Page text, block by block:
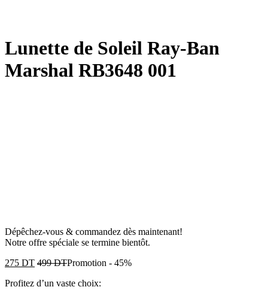
Lunette de Soleil Ray-Ban
Marshal RB3648 001
Dépêchez-vous & commandez dès maintenant!
Notre offre spéciale se termine bientôt.
275 DT 499DTPromotion - 45%
Profitez d’un vaste choix: